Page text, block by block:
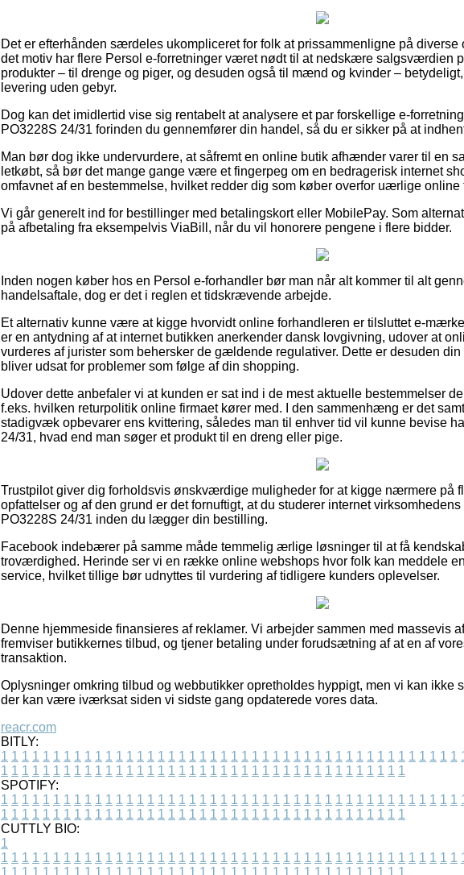
Det er efterhånden særdeles ukompliceret for folk at prissammenligne på diverse
det motiv har flere Persol e-forretninger været nødt til at nedskære salgsværdien
produkter – til drenge og piger, og desuden også til mænd og kvinder –
levering uden gebyr.
Dog kan det imidlertid vise sig rentabelt at analysere et par forskellige e-
PO3228S 24/31 forinden du gennemfører din handel, så du er sikker på at
Man bør dog ikke undervurdere, at såfremt en online butik afhænder varer til en
letkøbt, så bør det mange gange være et fingerpeg om en bedragerisk internet
omfavnet af en bestemmelse, hvilket redder dig som køber overfor uærlige online
Vi går generelt ind for bestillinger med betalingskort eller MobilePay. Som
på afbetaling fra eksempelvis ViaBill, når du vil honorere pengene i flere bidder.
Inden nogen køber hos en Persol e-forhandler bør man når alt kommer til alt
handelsaftale, dog er det i reglen et tidskrævende arbejde.
Et alternativ kunne være at kigge hvorvidt online forhandleren er tilsluttet e-
er en antydning af at internet butikken anerkender dansk lovgivning, udover at
vurderes af jurister som behersker de gældende regulativer. Dette er desuden
bliver udsat for problemer som følge af din shopping.
Udover dette anbefaler vi at kunden er sat ind i de mest aktuelle bestemmelser
f.eks. hvilken returpolitik online firmaet kører med. I den sammenhæng er det
stadigvæk opbevarer ens kvittering, således man til enhver tid vil kunne bevise
24/31, hvad end man søger et produkt til en dreng eller pige.
Trustpilot giver dig forholdsvis ønskværdige muligheder for at kigge nærmere på
opfattelser og af den grund er det fornuftigt, at du studerer internet
PO3228S 24/31 inden du lægger din bestilling.
Facebook indebærer på samme måde temmelig ærlige løsninger til at få
troværdighed. Herinde ser vi en række online webshops hvor folk kan meddele
service, hvilket tillige bør udnyttes til vurdering af tidligere kunders oplevelser.
Denne hjemmeside finansieres af reklamer. Vi arbejder sammen med massevis
fremviser butikkernes tilbud, og tjener betaling under forudsætning af at en af
transaktion.
Oplysninger omkring tilbud og webbutikker opretholdes hyppigt, men vi kan ikke
der kan være iværksat siden vi sidste gang opdaterede vores data.
reacr.com
BITLY:
1 1 1 1 1 1 1 1 1 1 1 1 1 1 1 1 1 1 1 1 1 1 1 1 1 1 1 1 1 1 1 1 1 1 1 1 1 1 1 1 1 1 1 1
1 1 1 1 1 1 1 1 1 1 1 1 1 1 1 1 1 1 1 1 1 1 1 1 1 1 1 1 1 1 1 1 1 1 1 1 1 1 1
SPOTIFY:
1 1 1 1 1 1 1 1 1 1 1 1 1 1 1 1 1 1 1 1 1 1 1 1 1 1 1 1 1 1 1 1 1 1 1 1 1 1 1 1 1 1 1 1
1 1 1 1 1 1 1 1 1 1 1 1 1 1 1 1 1 1 1 1 1 1 1 1 1 1 1 1 1 1 1 1 1 1 1 1 1 1 1
CUTTLY BIO:
1
1 1 1 1 1 1 1 1 1 1 1 1 1 1 1 1 1 1 1 1 1 1 1 1 1 1 1 1 1 1 1 1 1 1 1 1 1 1 1 1 1 1 1 1